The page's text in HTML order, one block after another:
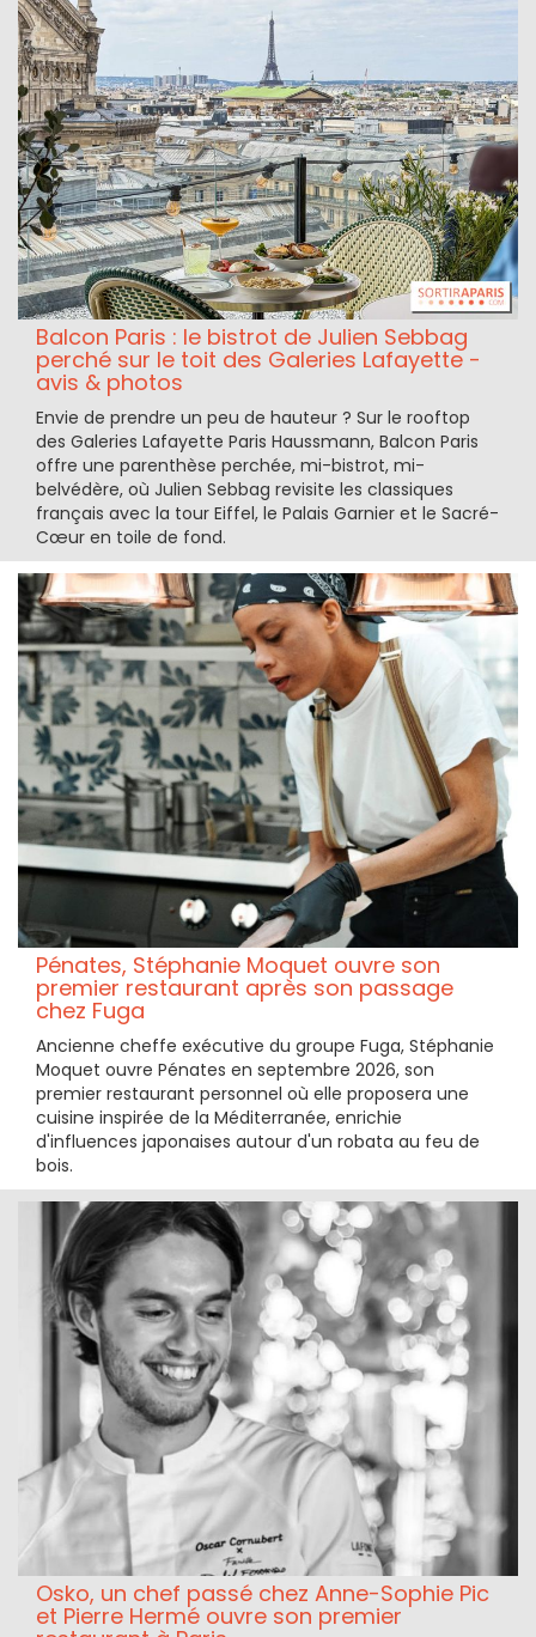
Balcon Paris : le bistrot de Julien Sebbag
perché sur le toit des Galeries Lafayette -
avis & photos
Envie de prendre un peu de hauteur ? Sur le rooftop
des Galeries Lafayette Paris Haussmann, Balcon Paris
offre une parenthèse perchée, mi-bistrot, mi-
belvédère, où Julien Sebbag revisite les classiques
français avec la tour Eiffel, le Palais Garnier et le Sacré-
Cœur en toile de fond.
Pénates, Stéphanie Moquet ouvre son
premier restaurant après son passage
chez Fuga
Ancienne cheffe exécutive du groupe Fuga, Stéphanie
Moquet ouvre Pénates en septembre 2026, son
premier restaurant personnel où elle proposera une
cuisine inspirée de la Méditerranée, enrichie
d'influences japonaises autour d'un robata au feu de
bois.
Osko, un chef passé chez Anne-Sophie Pic
et Pierre Hermé ouvre son premier